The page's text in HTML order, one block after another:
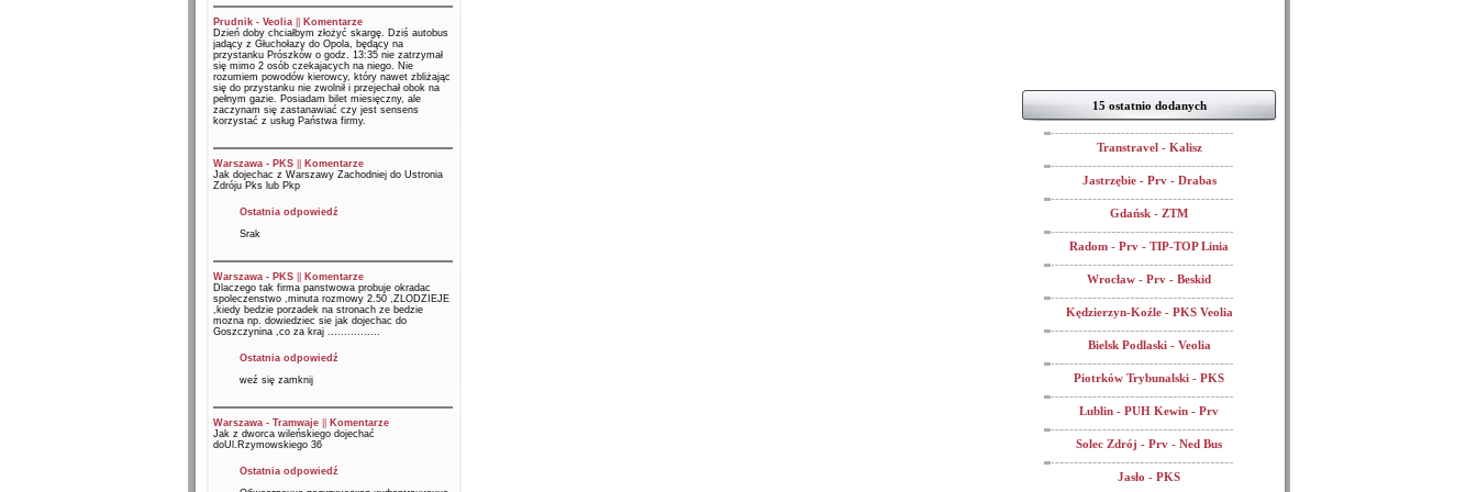
Prudnik - Veolia||
Komentarze
Dzień doby chciałbym złożyć skargę. Dziś autobus
jadący z Głuchołazy do Opola, będący na
przystanku Prószków o godz. 13:35 nie zatrzymał
się mimo 2 osób czekajacych na niego. Nie
rozumiem powodów kierowcy, który nawet zbliżając
się do przystanku nie zwolnił i przejechał obok na
pełnym gazie. Posiadam bilet miesięczny, ale
zaczynam się zastanawiać czy jest sensens
korzystać z usług Państwa firmy.
Warszawa - PKS||
Komentarze
Jak dojechac z Warszawy Zachodniej do Ustronia
Zdróju Pks lub Pkp
Ostatnia odpowiedź
Srak
Warszawa - PKS||
Komentarze
Dlaczego tak firma panstwowa probuje okradac
spoleczenstwo ,minuta rozmowy 2.50 ,ZLODZIEJE
,kiedy bedzie porzadek na stronach ze bedzie
mozna np. dowiedziec sie jak dojechac do
Goszczynina ,co za kraj ................
Ostatnia odpowiedź
weź się zamknij
Warszawa - Tramwaje||
Komentarze
Jak z dworca wileńskiego dojechać
doUl.Rzymowskiego 36
Ostatnia odpowiedź
15 ostatnio dodanych
Transtravel - Kalisz
Jastrzębie - Prv - Drabas
Gdańsk - ZTM
Radom - Prv - TIP-TOP Linia
Wrocław - Prv - Beskid
Kędzierzyn-Koźle - PKS Veolia
Bielsk Podlaski - Veolia
Piotrków Trybunalski - PKS
Lublin - PUH Kewin - Prv
Solec Zdrój - Prv - Ned Bus
Jasło - PKS